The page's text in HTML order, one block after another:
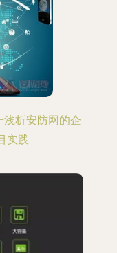
析安防网的企
实践